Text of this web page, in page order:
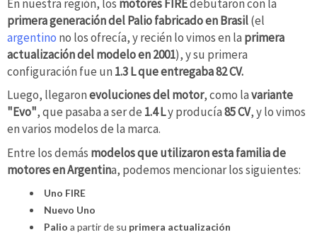
En nuestra región, los motores FIREdebutaron con la
primera generación del Palio fabricado en Brasil(el
argentino no los ofrecía, y recién lo vimos en la primera
actualización del modeloen 2001), y su primera
configuración fue un 1.3 L que entregaba 82 CV.
Luego, llegaronevoluciones del motor, como lavariante
"Evo", que pasaba a ser de 1.4 Ly producía85 CV, y lo vimos
en varios modelos de la marca.
Entre los demás modelos que utilizaron esta familia de
motores en Argentina, podemos mencionar los siguientes:
Uno FIRE
Nuevo Uno
Palio a partir de su primera actualización